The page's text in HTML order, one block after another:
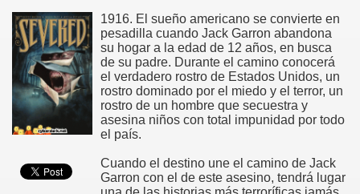
1916. El sueño americano se convierte en
pesadilla cuando Jack Garron abandona
su hogar a la edad de 12 años, en busca
de su padre. Durante el camino conocerá
el verdadero rostro de Estados Unidos, un
rostro dominado por el miedo y el terror, un
rostro de un hombre que secuestra y
asesina niños con total impunidad por todo
el país.
Cuando el destino une el camino de Jack
Garron con el de este asesino, tendrá lugar